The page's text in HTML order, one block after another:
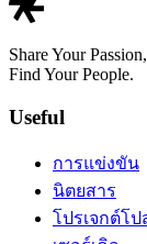
Share Your Passion,
Find Your People.
Useful
การแข่งขัน
นิตยสาร
โปรเจกต์โ